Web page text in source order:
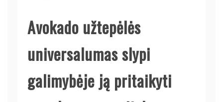
Avokado užtepėlės
universalumas slypi
galimybėje ją pritaikyti